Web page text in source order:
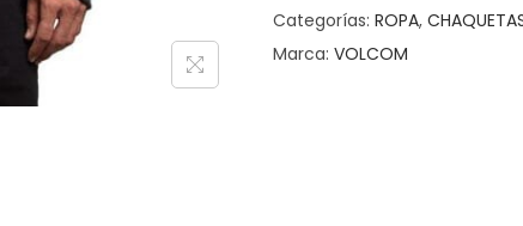
Categorías: ROPA,
Marca: VOLCOM